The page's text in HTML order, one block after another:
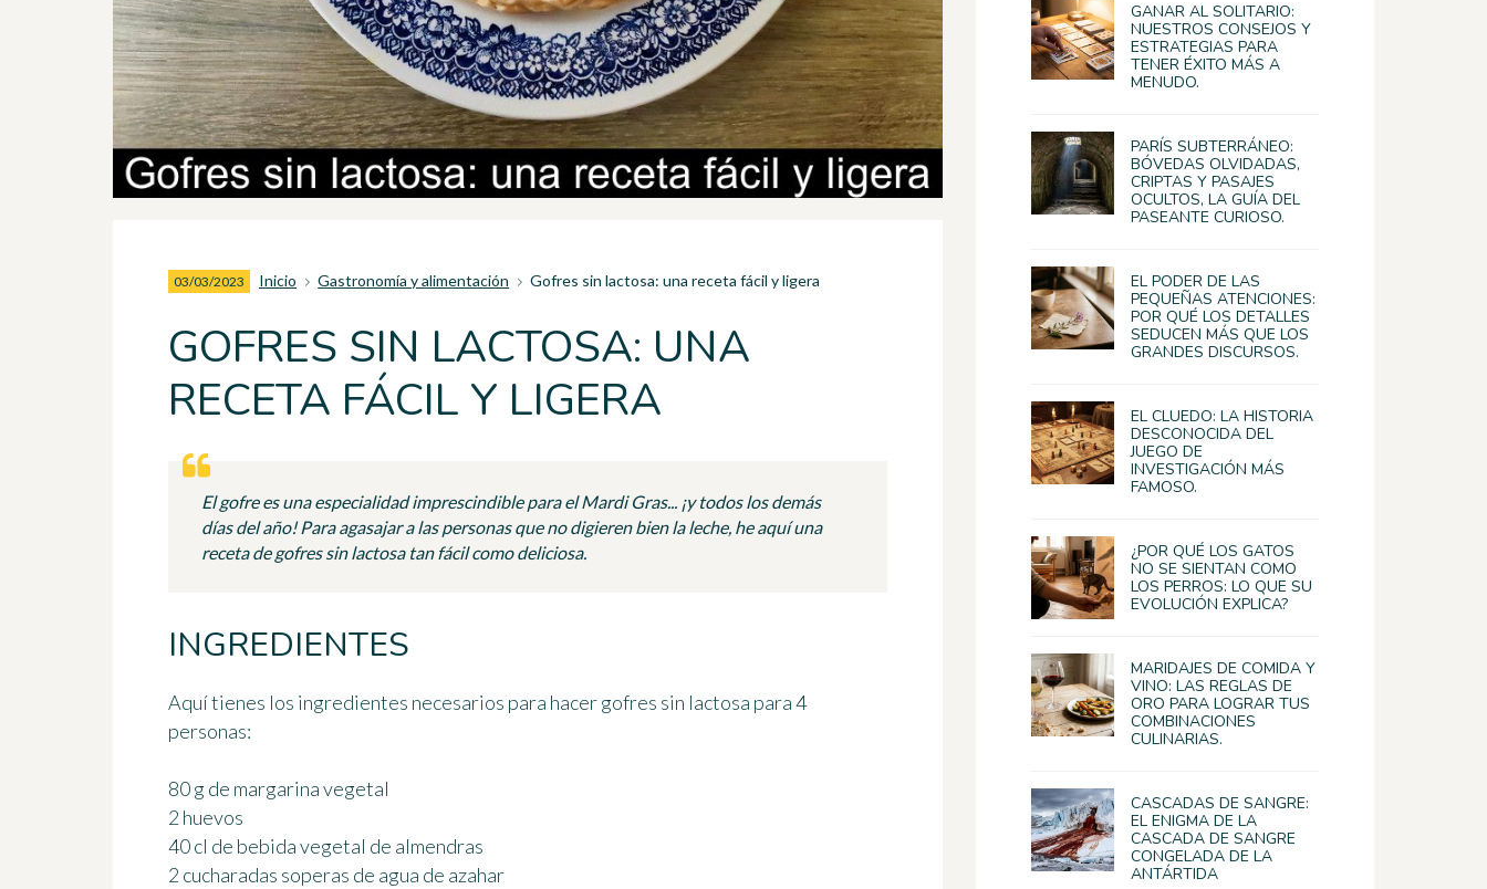
03/03/2023 Inicio Gastronomía y alimentación Gofres sin lactosa: una receta fácil y ligera
GOFRES SIN LACTOSA: UNA
RECETA FÁCIL Y LIGERA
El gofre es una especialidad imprescindible para el Mardi Gras... ¡y todos los demás
días del año! Para agasajar a las personas que no digieren bien la leche, he aquí una
receta de gofres sin lactosa tan fácil como deliciosa.
INGREDIENTES
Aquí tienes los ingredientes necesarios para hacer gofres sin lactosa para 4
personas:
80 g de margarina vegetal
2 huevos
40 cl de bebida vegetal de almendras
2 cucharadas soperas de agua de azahar
GANAR AL SOLITARIO:
NUESTROS CONSEJOS Y
ESTRATEGIAS PARA
TENER ÉXITO MÁS A
MENUDO.
PARÍS SUBTERRÁNEO:
BÓVEDAS OLVIDADAS,
CRIPTAS Y PASAJES
OCULTOS, LA GUÍA DEL
PASEANTE CURIOSO.
EL PODER DE LAS
PEQUEÑAS ATENCIONES:
POR QUÉ LOS DETALLES
SEDUCEN MÁS QUE LOS
GRANDES DISCURSOS.
EL CLUEDO: LA HISTORIA
DESCONOCIDA DEL
JUEGO DE
INVESTIGACIÓN MÁS
FAMOSO.
¿POR QUÉ LOS GATOS
NO SE SIENTAN COMO
LOS PERROS: LO QUE SU
EVOLUCIÓN EXPLICA?
MARIDAJES DE COMIDA Y
VINO: LAS REGLAS DE
ORO PARA LOGRAR TUS
COMBINACIONES
CULINARIAS.
CASCADAS DE SANGRE:
EL ENIGMA DE LA
CASCADA DE SANGRE
CONGELADA DE LA
ANTÁRTIDA